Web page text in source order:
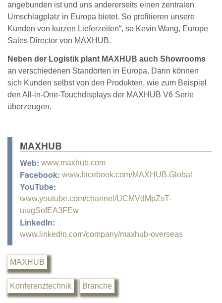
angebunden ist und uns andererseits einen zentralen
Umschlagplatz in Europa bietet. So profitieren unsere
Kunden von kurzen Lieferzeiten“, so Kevin Wang, Europe
Sales Director von MAXHUB.
Neben der Logistik plant MAXHUB auch Showrooms
an verschiedenen Standorten in Europa. Darin können
sich Kunden selbst von den Produkten, wie zum Beispiel
den All-in-One-Touchdisplays der MAXHUB V6 Serie
überzeugen.
MAXHUB
Web: www.maxhub.com
Facebook: www.facebook.com/MAXHUB.Global
YouTube:
www.youtube.com/channel/UCMVdMpZsT-
uiugSofEA3FEw
LinkedIn:
www.linkedin.com/company/maxhub-overseas
MAXHUB
Konferenztechnik Branche